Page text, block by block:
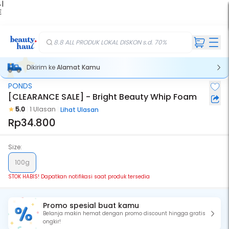
|
8.8 ALL PRODUK LOKAL DISKON s.d. 70%
Dikirim keAlamat Kamu
Stok Habis
PONDS
[CLEARANCE SALE] - Bright Beauty Whip Foam
5.0 1 Ulasan Lihat Ulasan
Rp34.800
Size:
100g
STOK HABIS! Dapatkan notifikasi saat produk tersedia
Promo spesial buat kamu
Belanja makin hemat dengan promo discount hingga gratis
ongkir!